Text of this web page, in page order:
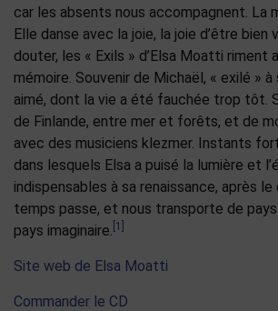
car les absents nous accompagnent. La
Elle danse avec la joie, la joie d’être bien
douter, les « Exils » d’Elsa Moatti riment
mémoire. Souvenir de Michaël, « exilé »
aimé, dont la vie a été fauchée trop tôt.
de Finlande, entre mer et forêts, et de
avec des musiciens klezmer. Instants
dans lesquels Elsa a puisé la lumière et
indispensables à sa renaissance, après
temps passe, et nous transporte de pays
pays imaginaire. [1]
Site web de Elsa Moatti
Commander le CD